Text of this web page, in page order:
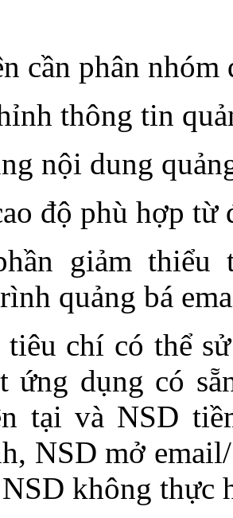
cần phân nhóm
thông tin
nội dung
độ phù hợp
giảm
quảng bá
chí có thể
ứng dụng có
tại và NSD
NSD mở
không thực